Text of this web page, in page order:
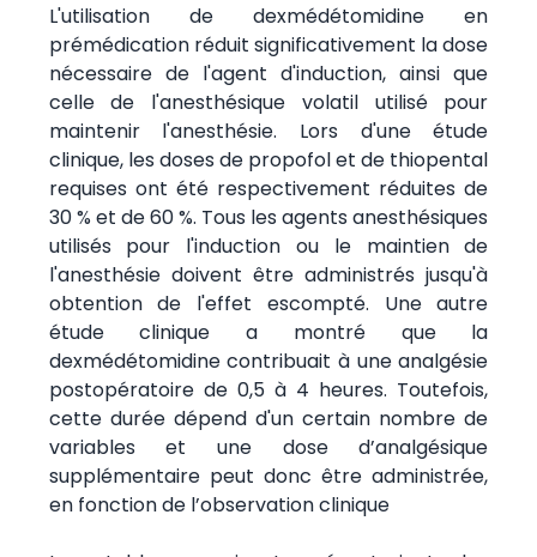
L'utilisation de dexmédétomidine en
prémédication réduit significativement la dose
nécessaire de l'agent d'induction, ainsi que
celle de l'anesthésique volatil utilisé pour
maintenir l'anesthésie. Lors d'une étude
clinique, les doses de propofol et de thiopental
requises ont été respectivement réduites de
30 % et de 60 %. Tous les agents anesthésiques
utilisés pour l'induction ou le maintien de
l'anesthésie doivent être administrés jusqu'à
obtention de l'effet escompté. Une autre
étude clinique a montré que la
dexmédétomidine contribuait à une analgésie
postopératoire de 0,5 à 4 heures. Toutefois,
cette durée dépend d'un certain nombre de
variables et une dose d’analgésique
supplémentaire peut donc être administrée,
en fonction de l’observation clinique